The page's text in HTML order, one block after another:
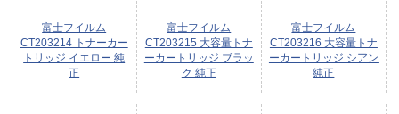
富士フイルム
CT203214 トナーカー
トリッジ イエロー 純
正
富士フイルム
CT203215 大容量トナ
ーカートリッジ ブラッ
ク 純正
富士フイルム
CT203216 大容量トナ
ーカートリッジ シアン
純正